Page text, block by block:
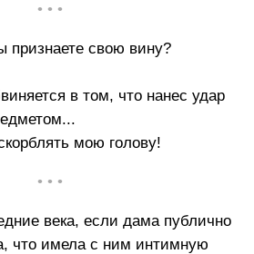
• • •
свою вину?
в том, что нанес удар
мою голову!
• • •
века, если дама публично
что имела с ним интимную